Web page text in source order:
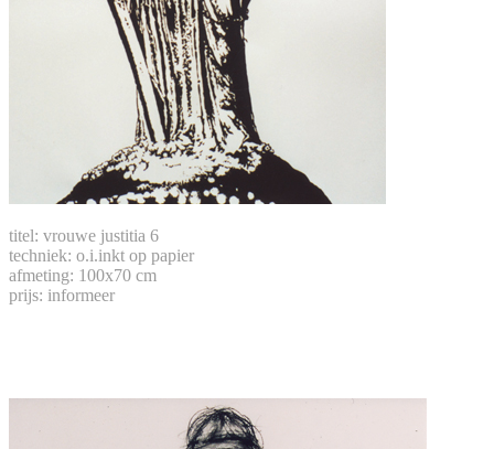
titel: vrouwe justitia 6
techniek: o.i.inkt op papier
afmeting: 100x70 cm
prijs: informeer